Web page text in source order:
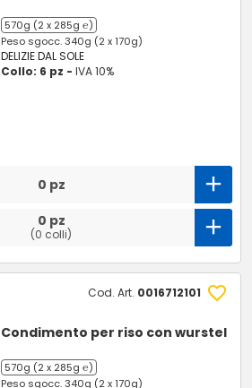
570g (2 x 285g ℮)
Peso sgocc. 340g (2 x 170g)
DELIZIE DAL SOLE
Collo: 6 pz -IVA 10%
0 pz
0 pz
(0 colli)
Cod. Art. 0016712101
Condimento per riso con wurstel
570g (2 x 285g ℮)
Peso sgocc. 340g (2 x 170g)